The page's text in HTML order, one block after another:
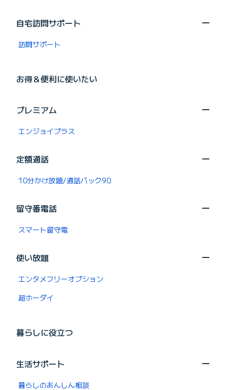
自宅訪問サポート
訪問サポート
お得＆便利に使いたい
プレミアム
エンジョイプラス
定額通話
10分かけ放題/通話パック90
留守番電話
スマート留守電
使い放題
エンタメフリーオプション
超ホーダイ
暮らしに役立つ
生活サポート
暮らしのあんしん相談